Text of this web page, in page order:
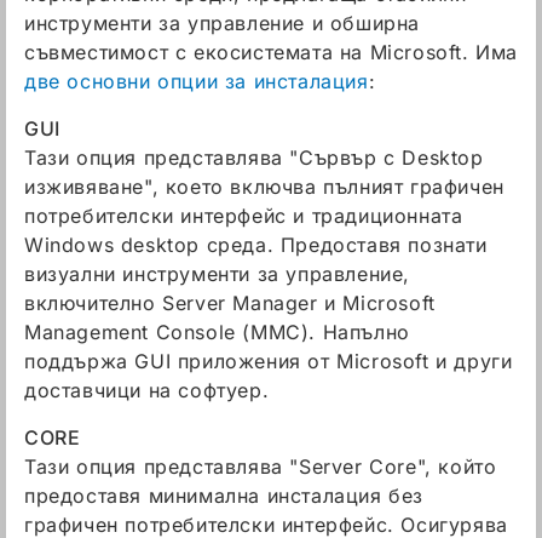
инструменти за управление и обширна
съвместимост с екосистемата на Microsoft. Има
две основни опции за инсталация:
GUI
Тази опция представлява "Сървър с Desktop
изживяване", което включва пълният графичен
потребителски интерфейс и традиционната
Windows desktop среда. Предоставя познати
визуални инструменти за управление,
включително Server Manager и Microsoft
Management Console (MMC). Напълно
поддържа GUI приложения от Microsoft и други
доставчици на софтуер.
CORE
Тази опция представлява "Server Core", който
предоставя минимална инсталация без
графичен потребителски интерфейс. Осигурява